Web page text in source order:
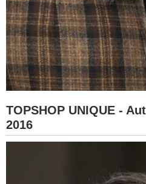
TOPSHOP UNIQUE -
2016